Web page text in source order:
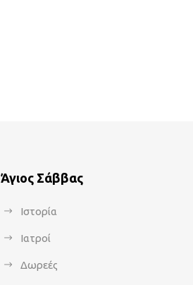
Άγιος Σάββας
Ιστορία
Ιατροί
Δωρεές